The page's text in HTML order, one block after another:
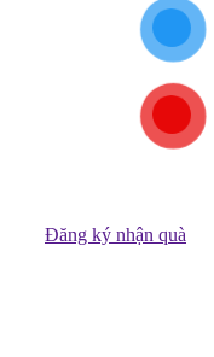
Đăng ký nhận quà